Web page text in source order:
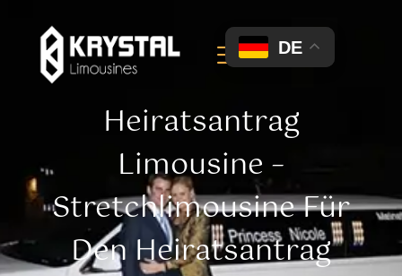
Heiratsantrag
Limousine –
Stretchlimousine Für
Den Heiratsantrag
DE